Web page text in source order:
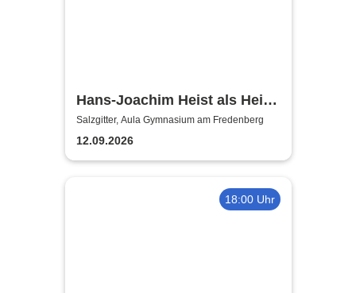
Hans-Joachim Heist als Heinz
Erhard - Noch'n Gedicht
Salzgitter, Aula Gymnasium am Fredenberg
12.09.2026
18:00 Uhr